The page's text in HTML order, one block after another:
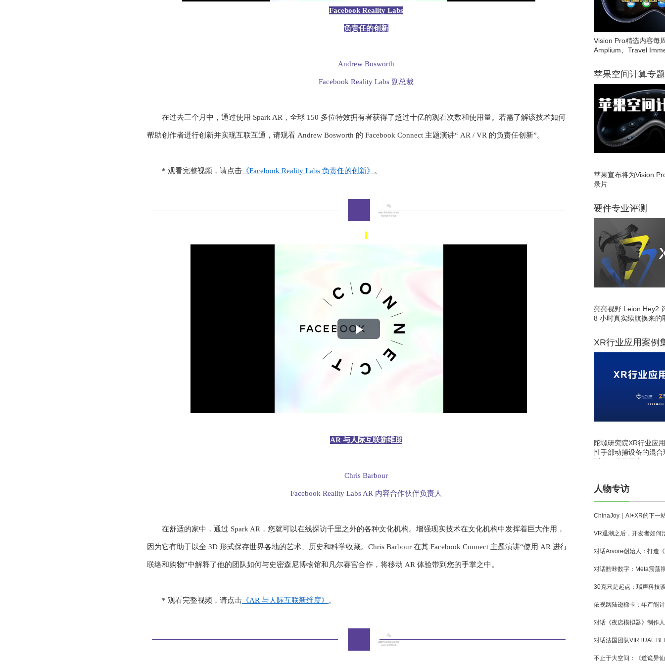
V
i
e
Facebook Reality Labs
负责任的创新
Andrew Bosworth
Facebook Reality Labs 副总裁
在过去三个月中，通过使用 Spark AR，全球 150 多位特效拥有者获得了超过十亿的观看次数和使用量。若需了解该技术如何
帮助创作者进行创新并实现互联互通，请观看 Andrew Bosworth 的 Facebook Connect 主题演讲“ AR / VR 的负责任创新”。
* 观看完整视频，请点击 《Facebook Reality Labs 负责任的创新》 。
P
l
d
e
AR 与人际互联新维度
Chris Barbour
Facebook Reality Labs AR 内容合作伙伴负责人
在舒适的家中，通过 Spark AR，您就可以在线探访千里之外的各种文化机构。增强现实技术在文化机构中发挥着巨大作用，
因为它有助于以全 3D 形式保存世界各地的艺术、历史和科学收藏。Chris Barbour 在其 Facebook Connect 主题演讲“使用 AR 进行
联络和购物”中解释了他的团队如何与史密森尼博物馆和凡尔赛宫合作，将移动 AR 体验带到您的手掌之中。
* 观看完整视频，请点击 《AR 与人际互联新维度》 。
Vision Pro精选内容每
Amplium、Travel
苹果空间计算专题
苹果宣布将为Vision
录片
硬件专业评测
亮亮视野 Leion Hey2
8 小时真实续航换来的
XR行业应用案例
陀螺研究院XR行业应
性手部动捕设备的混
训练一体化平台
人物专访